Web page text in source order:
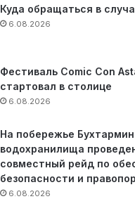
Куда обращаться в
6.08.2026
Фестиваль Comic Con
стартовал в столице
6.08.2026
На побережье
водохранилища
совместный рейд по
безопасности и
6.08.2026